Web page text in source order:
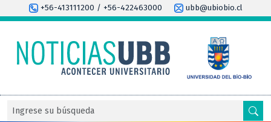
+56-413111200 / +56-422463000 ubb@ubiobio.cl